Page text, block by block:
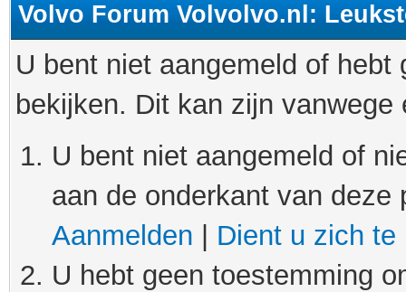
Volvo Forum Volvolvo.nl:
U bent niet aangemeld of
bekijken. Dit kan zijn
U bent niet aangemeld of
aan de onderkant van
Aanmelden
Dient u zich te
U hebt geen toestemming